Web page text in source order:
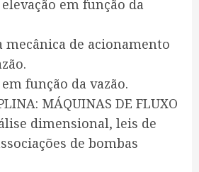
em função da
mecânica de acionamento
função da vazão.
MÁQUINAS DE FLUXO
dimensional, leis de
de bombas